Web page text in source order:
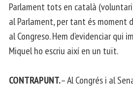
Parlament tots en català
al Parlament, per tant és moment
al Congreso. Hem d’evidenciar qui
Miquel ho escriu així en un tuït.
CONTRAPUNT.– Al Congrés i al